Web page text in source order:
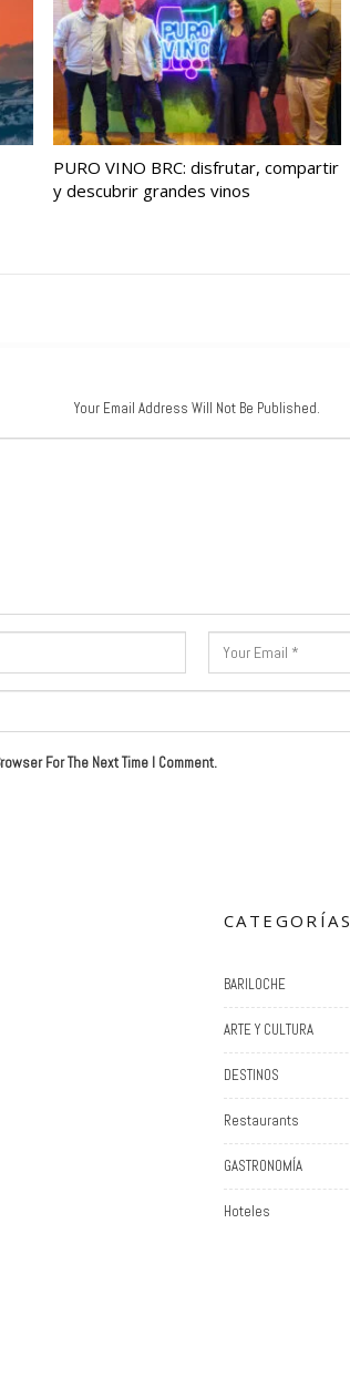
PURO VINO BRC: disfrutar, compartir
y descubrir grandes vinos
Your Email Address Will Not Be Published.
For The Next Time I Comment.
CATEGORÍAS
BARILOCHE
ARTE Y CULTURA
DESTINOS
Restaurants
GASTRONOMÍA
Hoteles